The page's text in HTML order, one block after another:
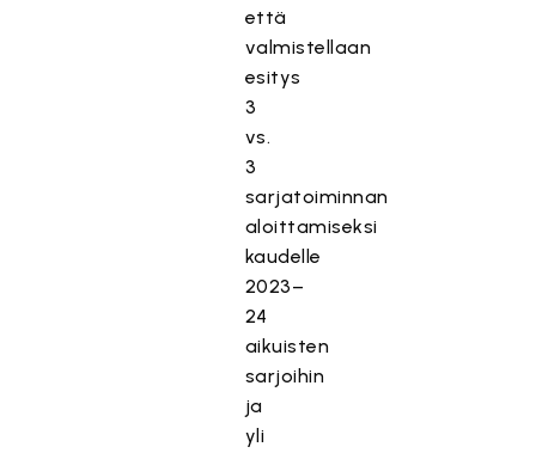
että
valmistellaan
esitys
3
vs.
3
sarjatoiminnan
aloittamiseksi
kaudelle
2023–
24
aikuisten
sarjoihin
ja
yli